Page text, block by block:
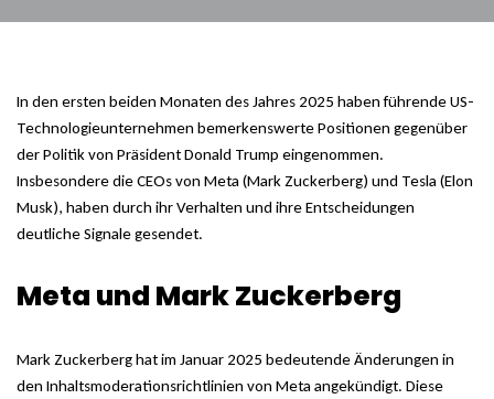
In den ersten beiden Monaten des Jahres 2025 haben führende US-
Technologieunternehmen bemerkenswerte Positionen gegenüber
der Politik von Präsident Donald Trump eingenommen.
Insbesondere die CEOs von Meta (Mark Zuckerberg) und Tesla (Elon
Musk), haben durch ihr Verhalten und ihre Entscheidungen
deutliche Signale gesendet.
Meta und Mark Zuckerberg
Mark Zuckerberg hat im Januar 2025 bedeutende Änderungen in
den Inhaltsmoderationsrichtlinien von Meta angekündigt. Diese